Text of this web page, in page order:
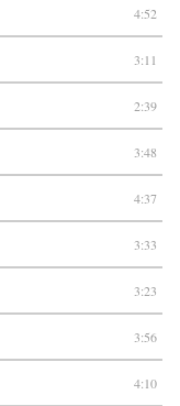
4:52
3:11
2:39
3:48
4:37
3:33
3:23
3:56
4:10